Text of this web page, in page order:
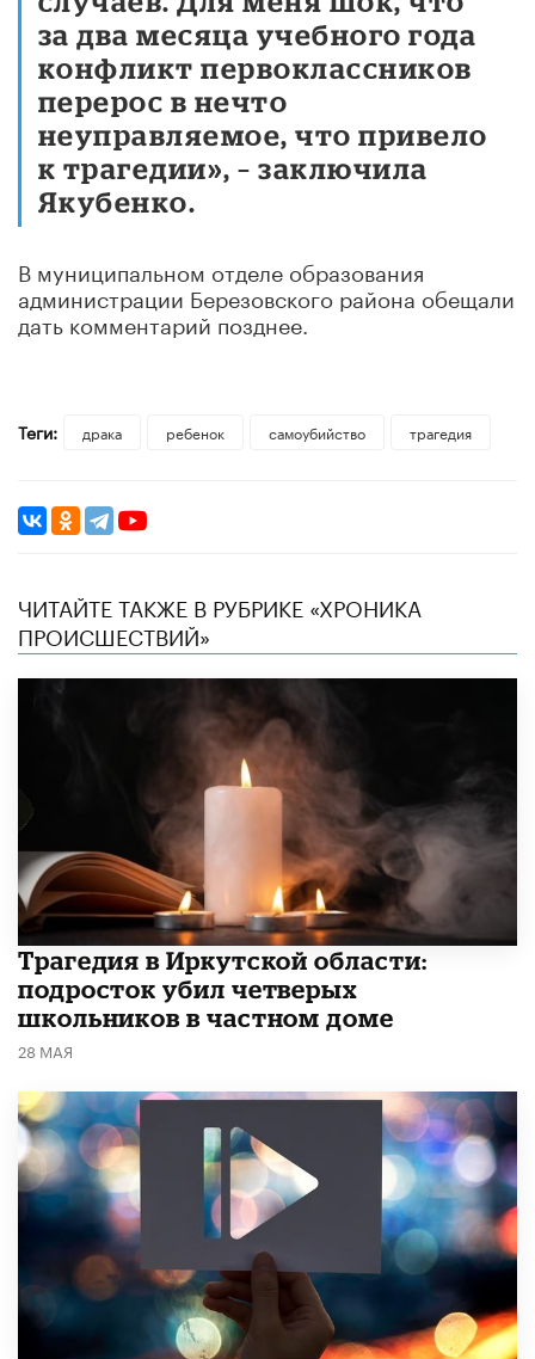
за два месяца учебного года
конфликт первоклассников
перерос в нечто
неуправляемое, что привело
к трагедии», – заключила
Якубенко.
В муниципальном отделе образования
администрации Березовского района обещали
дать комментарий позднее.
Теги: драка ребенок самоубийство трагедия
ЧИТАЙТЕ ТАКЖЕ В РУБРИКЕ «ХРОНИКА
ПРОИСШЕСТВИЙ»
Трагедия в Иркутской области:
подросток убил четверых
школьников в частном доме
28 МАЯ